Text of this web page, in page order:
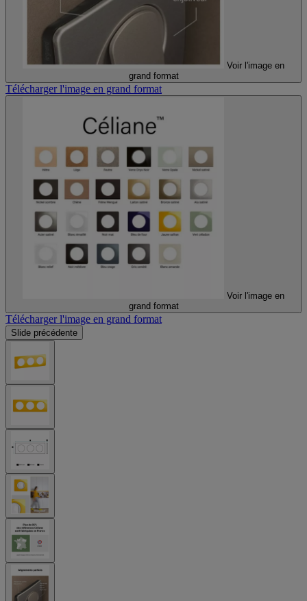
Voir l'image en
grand format
Télécharger l'image en grand format
Voir l'image en
grand format
Télécharger l'image en grand format
Slide précédente